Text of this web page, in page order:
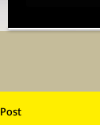
Post